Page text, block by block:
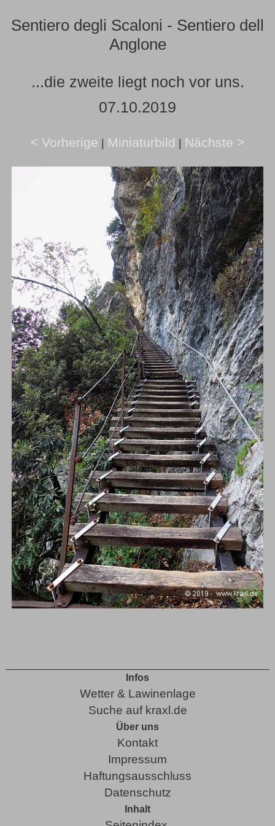
Sentiero degli Scaloni - Sentiero dell
Anglone
...die zweite liegt noch vor uns.
07.10.2019
< Vorherige | Miniaturbild | Nächste >
Infos
Wetter & Lawinenlage
Suche auf kraxl.de
Über uns
Kontakt
Impressum
Haftungsausschluss
Datenschutz
Inhalt